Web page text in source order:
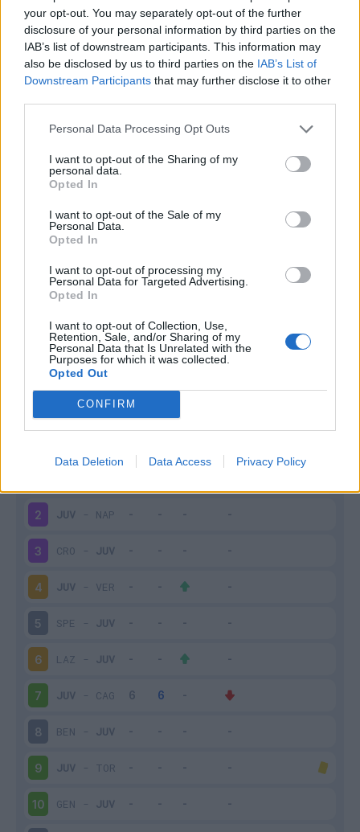
your opt-out. You may separately opt-out of the further
disclosure of your personal information by third parties on the
IAB’s list of downstream participants. This information may
also be disclosed by us to third parties on the IAB’s List of
Downstream Participants that may further disclose it to other
Personal Data Processing Opt Outs
I want to opt-out of the Sharing of my
personal data.
Opted In
I want to opt-out of the Sale of my
Personal Data.
Opted In
I want to opt-out of processing my
Personal Data for Targeted Advertising.
Opted In
I want to opt-out of Collection, Use,
Retention, Sale, and/or Sharing of my
Personal Data that Is Unrelated with the
Purposes for which it was collected.
Opted Out
CONFIRM
Data Deletion Data Access Privacy Policy
Classic
Titolare 4 - 13
Scarica riepilogo
stagionale
2 JUV - NAP
3 CRO - JUV
4 JUV - VER
5 SPE - JUV
6 LAZ - JUV
7 JUV - CAG
8 BEN - JUV
9 JUV - TOR
10 GEN - JUV